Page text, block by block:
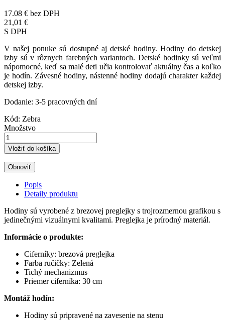
17.08 € bez DPH
21,01 €
S DPH
V našej ponuke sú dostupné aj detské hodiny. Hodiny do detskej
izby sú v rôznych farebných variantoch. Detské hodinky sú veľmi
nápomocné, keď sa malé deti učia kontrolovať aktuálny čas a koľko
je hodín. Závesné hodiny, nástenné hodiny dodajú charakter každej
detskej izby.
Dodanie: 3-5 pracovných dní
Kód: Zebra
Množstvo
Vložiť do košíka
Popis
Detaily produktu
Hodiny sú vyrobené z brezovej preglejky s trojrozmernou grafikou s
jedinečnými vizuálnymi kvalitami. Preglejka je prírodný materiál.
Informácie o produkte:
Ciferníky: brezová preglejka
Farba ručičky: Zelená
Tichý mechanizmus
Priemer ciferníka: 30 cm
Montáž hodín:
Hodiny sú pripravené na zavesenie na stenu